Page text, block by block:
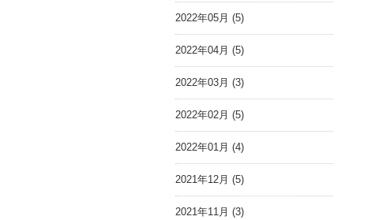
2022年05月 (5)
2022年04月 (5)
2022年03月 (3)
2022年02月 (5)
2022年01月 (4)
2021年12月 (5)
2021年11月 (3)